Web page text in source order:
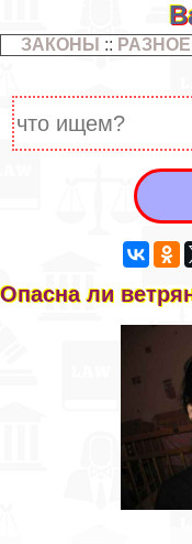
ЗАКОНЫ :: РАЗНОЕ
Опасна ли